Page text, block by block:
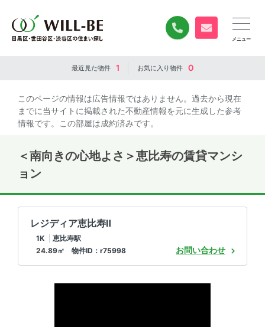
0120-840-834
無料お問い合
最近見た物件 1 お気に入り物件 0
このページの情報は広告情報ではありません。過去から現在
までに当サイトに掲載された不動産情報を元に生成した参考
情報です。この部屋は成約済みです。
＜南向きの心地よさ＞恵比寿の賃貸マンシ
ョン
レジディア恵比寿Ⅱ
1K
恵比寿駅
24.89㎡ 物件ID：r75998
お問い合わせ